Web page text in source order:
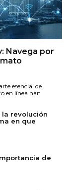
Navega por
esencial de
en línea han
revolución
en que
de